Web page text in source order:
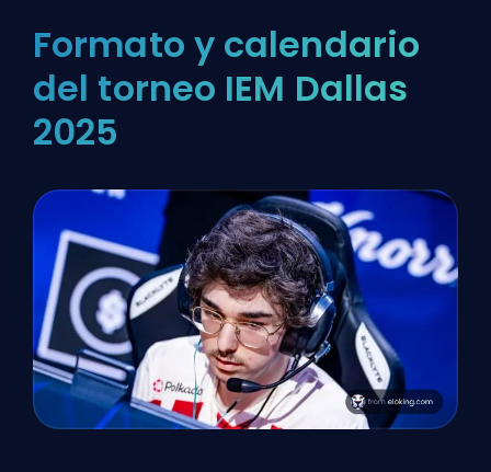
Formato y calendario
del torneo IEM Dallas
2025